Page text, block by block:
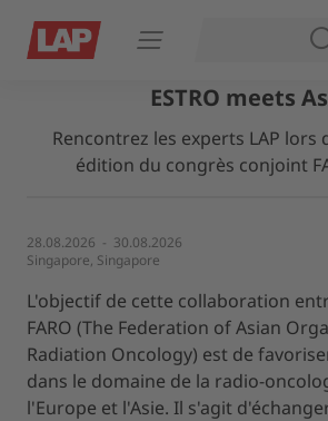
Ouvrir le menu
ESTRO meets
Rencontrez les experts LAP lors
édition du congrès conjoint
28.08.2026 - 30.08.2026
Singapore, Singapore
L'objectif de cette collaboration
FARO (The Federation of Asian
Radiation Oncology) est de
dans le domaine de la radio-
l'Europe et l'Asie. Il s'agit